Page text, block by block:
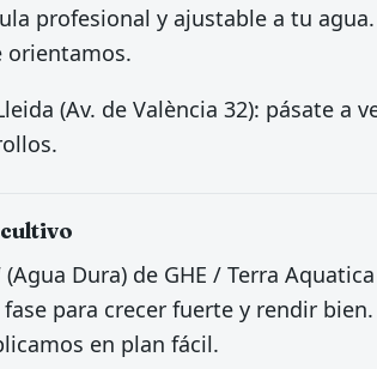
profesional y ajustable a tu
orientamos.
(Av. de València 32): pásate
Dura) de GHE / Terra
para crecer fuerte y rendir
en plan fácil.